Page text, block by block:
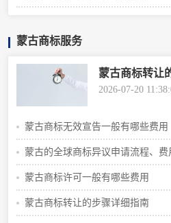
蒙古商标服务
蒙古商标转让
2026-07-20
蒙古商标无效宣告一般有哪些费用
蒙古的全球商标异议申请流程、
蒙古商标许可一般有哪些费用
蒙古商标转让的步骤详细指南